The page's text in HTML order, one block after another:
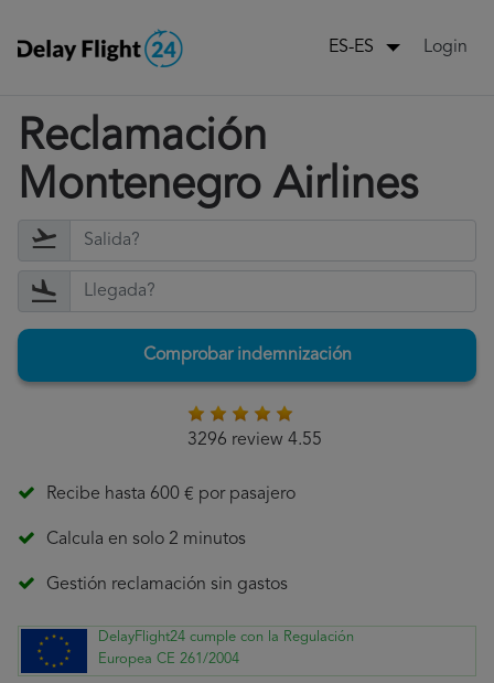
ES-ES Login
Reclamación
Montenegro Airlines
Comprobar indemnización
3296 review 4.55
Recibe hasta 600 € por pasajero
Calcula en solo 2 minutos
Gestión reclamación sin gastos
DelayFlight24 cumple con la Regulación
Europea CE 261/2004